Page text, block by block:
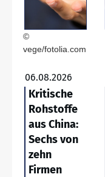
©
vege/fotolia.com
06.08.2026
Kritische
Rohstoffe
aus China:
Sechs von
zehn
Firmen